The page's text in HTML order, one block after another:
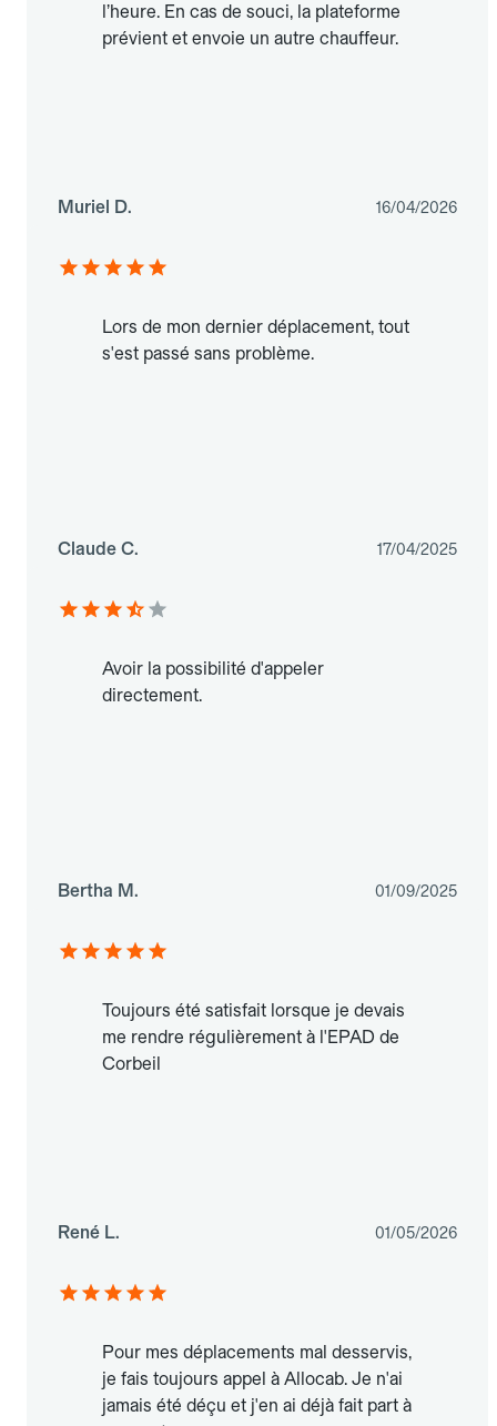
l’heure. En cas de souci, la plateforme
prévient et envoie un autre chauffeur.
Muriel D. 16/04/2026
Lors de mon dernier déplacement, tout
s'est passé sans problème.
Claude C. 17/04/2025
Avoir la possibilité d'appeler
directement.
Bertha M. 01/09/2025
Toujours été satisfait lorsque je devais
me rendre régulièrement à l'EPAD de
Corbeil
René L. 01/05/2026
Pour mes déplacements mal desservis,
je fais toujours appel à Allocab. Je n'ai
jamais été déçu et j'en ai déjà fait part à